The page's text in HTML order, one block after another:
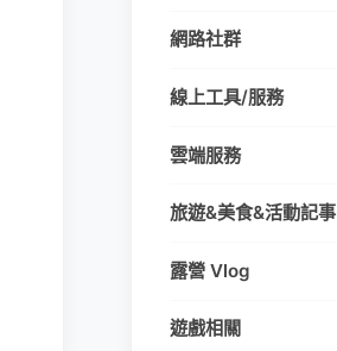
網路社群
線上工具/服務
雲端服務
旅遊&美食&活動記事
露營 Vlog
遊戲相關